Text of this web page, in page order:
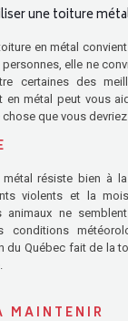
une toiture
en métal
elle ne
certaines des
en métal peut vous
que vous
résiste bien à
violents et la
ne
conditions
du Québec fait de la
MAINTENIR